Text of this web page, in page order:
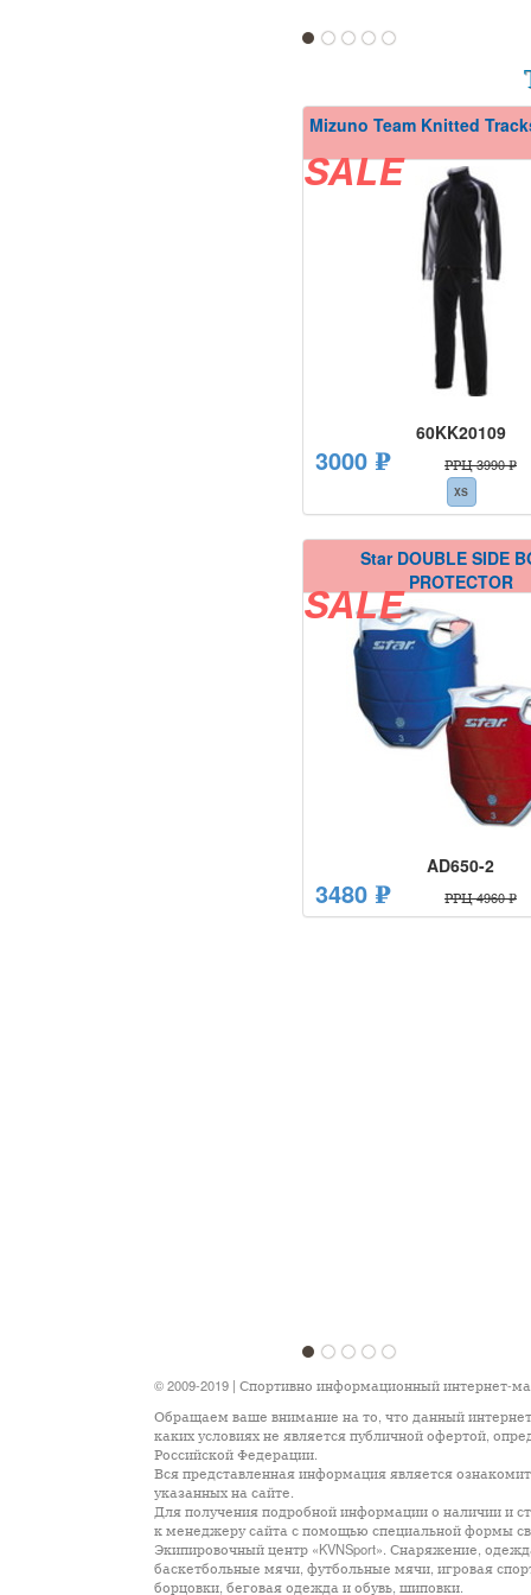
2 3 4 5
Mizuno Team Knitted
SALE
60KK20109
3000 ₽ РРЦ 3990 ₽
XS
Star DOUBLE SIDE
PROTECTOR
SALE
AD650-2
3480 ₽ РРЦ 4960 ₽
2 3 4
5
© 2009-2019 | Спортивно информационный интернет-
Обращаем ваше внимание на то, что данный
каких условиях не является публичной офертой,
Российской Федерации.
Вся представленная информация является
указанных на сайте.
Для получения подробной информации о наличии и
к менеджеру сайта с помощью специальной формы
Экипировочный центр «KVNSport». Снаряжение,
баскетбольные мячи, футбольные мячи, игровая
борцовки, беговая одежда и обувь, шиповки.